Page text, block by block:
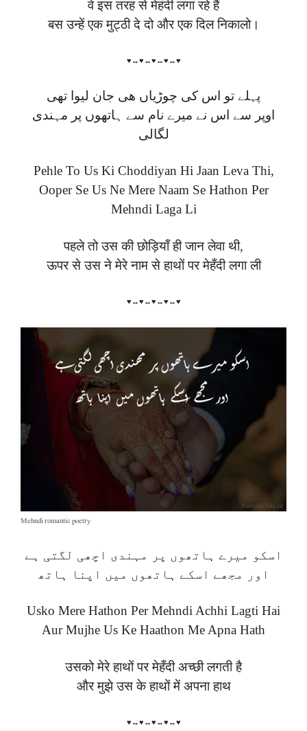
वे इस तरह से मेहंदी लगा रहे हैं
बस उन्हें एक मुट्ठी दे दो और एक दिल निकालो।
♥↔♥↔♥↔♥↔♥
پہلے تو اس کی چوڑیاں ھی جان لیوا تھی
اوپر سے اس نے میرے نام سے ہاتھوں پر مہندی
لگالی
Pehle To Us Ki Choddiyan Hi Jaan Leva Thi,
Ooper Se Us Ne Mere Naam Se Hathon Per
Mehndi Laga Li
पहले तो उस की छोड़ियाँ ही जान लेवा थी,
ऊपर से उस ने मेरे नाम से हाथों पर मेहँदी लगा ली
♥↔♥↔♥↔♥↔♥
Mehndi romantic poetry
اسکو میرے ہاتھوں پر مہندی اچھی لگتی ہے
اور مجھے اسکے ہاتھوں میں اپنا ہاتھ
Usko Mere Hathon Per Mehndi Achhi Lagti Hai
Aur Mujhe Us Ke Haathon Me Apna Hath
उसको मेरे हाथों पर मेहँदी अच्छी लगती है
और मुझे उस के हाथों में अपना हाथ
♥↔♥↔♥↔♥↔♥